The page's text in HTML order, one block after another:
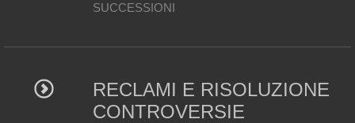
SUCCESSIONI
RECLAMI E RISOLUZIONE
CONTROVERSIE